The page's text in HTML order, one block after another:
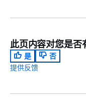
此页内容对您是否
是
否
提供反馈